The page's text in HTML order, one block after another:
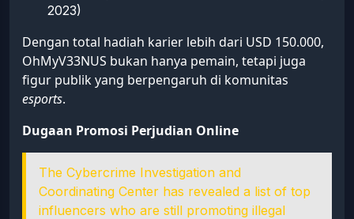
2023)
Dengan total hadiah karier lebih dari USD 150.000,
OhMyV33NUS bukan hanya pemain, tetapi juga
figur publik yang berpengaruh di komunitas
esports.
Dugaan Promosi Perjudian Online
The Cybercrime Investigation and
Coordinating Center has revealed a list of top
influencers who are still promoting illegal